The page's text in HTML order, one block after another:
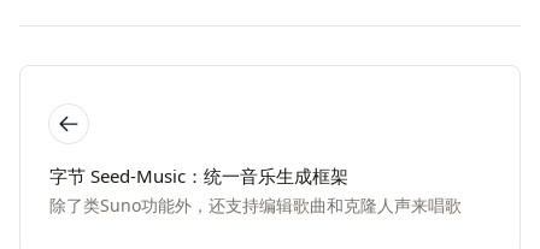
字节 Seed-Music：统一音乐生成框架
除了类Suno功能外，还支持编辑歌曲和克隆人声来唱歌